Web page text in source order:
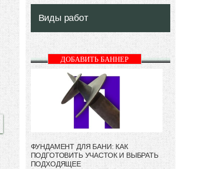
Виды работ
ДОБАВИТЬ БАННЕР
ФУНДАМЕНТ ДЛЯ БАНИ: КАК
ПОДГОТОВИТЬ УЧАСТОК И ВЫБРАТЬ
ПОДХОДЯЩЕЕ